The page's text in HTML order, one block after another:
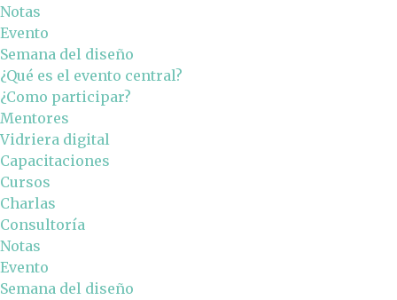
Notas
Evento
Semana del diseño
¿Qué es el evento central?
¿Como participar?
Mentores
Vidriera digital
Capacitaciones
Cursos
Charlas
Consultoría
Notas
Evento
Semana del diseño